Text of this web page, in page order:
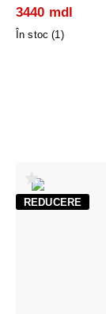
3440 mdl
În stoc (1)
REDUCERE